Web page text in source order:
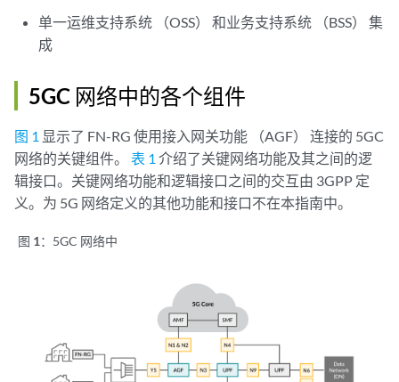
单一运维支持系统 （OSS） 和业务支持系统 （BSS） 集
成
5GC 网络中的各个组件
图 1 显示了 FN-RG 使用接入网关功能 （AGF） 连接的 5GC
网络的关键组件。 表 1 介绍了关键网络功能及其之间的逻
辑接口。关键网络功能和逻辑接口之间的交互由 3GPP 定
义。为 5G 网络定义的其他功能和接口不在本指南中。
图 1： 5GC 网络中